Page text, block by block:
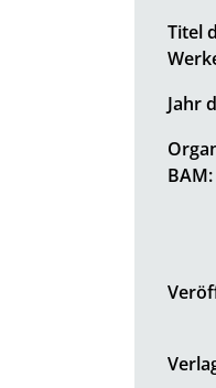
Titel
Jahr
BAM: